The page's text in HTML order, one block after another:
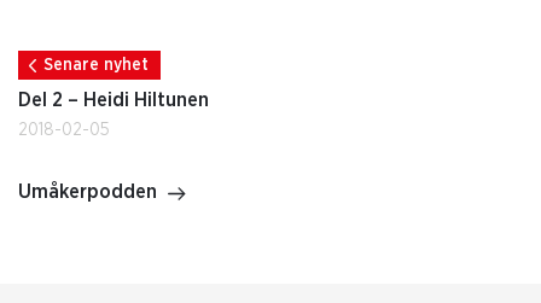
Senare nyhet
Del 2 – Heidi Hiltunen
2018-02-05
Umåkerpodden